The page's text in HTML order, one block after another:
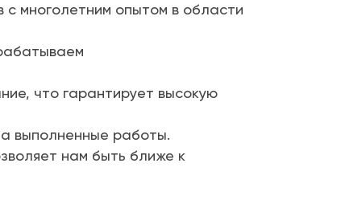
многолетним опытом в области
что гарантирует высокую
выполненные работы.
нам быть ближе к